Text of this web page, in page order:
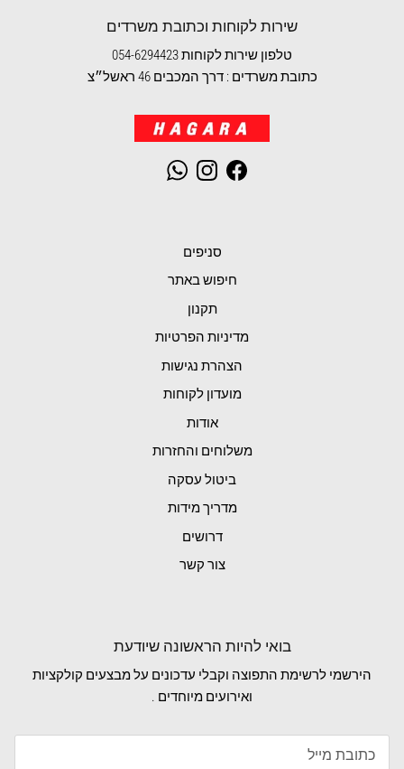
שירות לקוחות וכתובת משרדים
טלפון שירות לקוחות 054-6294423
כתובת משרדים : דרך המכבים 46 ראשל״צ
Facebook
Instagram
WhatsApp
סניפים
חיפוש באתר
תקנון
מדיניות הפרטיות
הצהרת נגישות
מועדון לקוחות
אודות
משלוחים והחזרות
ביטול עסקה
מדריך מידות
דרושים
צור קשר
בואי להיות הראשונה שיודעת
הירשמי לרשימת התפוצה וקבלי עדכונים על מבצעים קולקציות
ואירועים מיוחדים .